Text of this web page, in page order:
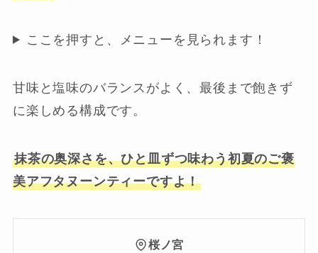
ここを押すと、メニューを見られます！
甘味と塩味のバランスがよく、最後まで飽きず
に楽しめる構成です。
抹茶の奥深さを、ひと皿ずつ味わう初夏のご褒
美アフタヌーンティーですよ！
桜ノ宮